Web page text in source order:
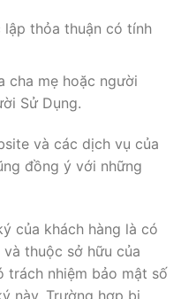
thỏa thuận có tính
cha mẹ hoặc người
Sử Dụng.
và các dịch vụ của
đồng ý với những
của khách hàng là có
thuộc sở hữu của
trách nhiệm bảo mật số
này. Trường hợp bị